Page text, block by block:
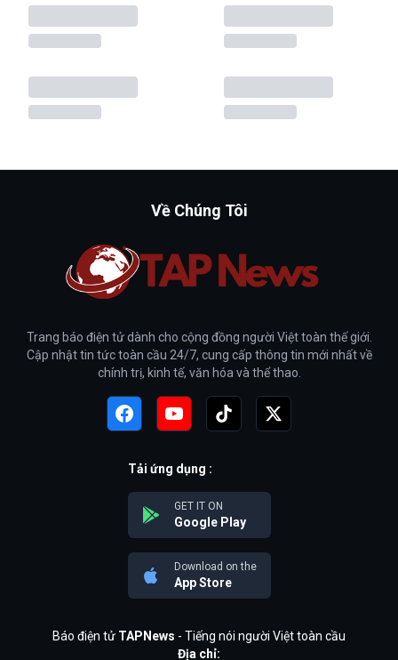
Về Chúng Tôi
Trang báo điện tử dành cho cộng đồng người Việt toàn thế giới.
Cập nhật tin tức toàn cầu 24/7, cung cấp thông tin mới nhất về
chính trị, kinh tế, văn hóa và thể thao.
Tải ứng dụng :
GET IT ON
Google Play
Download on the
App Store
Báo điện tử TAPNews - Tiếng nói người Việt toàn cầu
Địa chỉ: